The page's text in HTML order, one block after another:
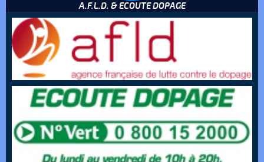
A.F.L.D. & ECOUTE DOPAGE